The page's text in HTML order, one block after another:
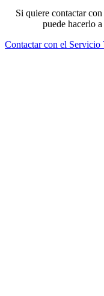
Si quiere contactar
puede hacerlo
Contactar con el Servicio